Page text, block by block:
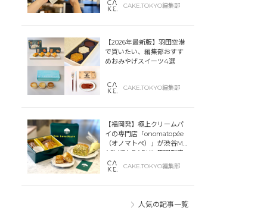
CAKE.TOKYO編集部
【2026年最新版】羽田空港
で買いたい、編集部おすす
めおみやげスイーツ4選
CAKE.TOKYO編集部
【福岡発】極上クリームパ
イの専門店「onomatopée
（オノマトペ）」が渋谷MIY
ASHITA PARKに期間限定
オープン！CAKE.TOKYO編集部
人気の記事一覧